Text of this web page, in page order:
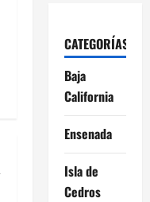
CATEGORÍAS
Baja
California
Ensenada
Isla de
Cedros